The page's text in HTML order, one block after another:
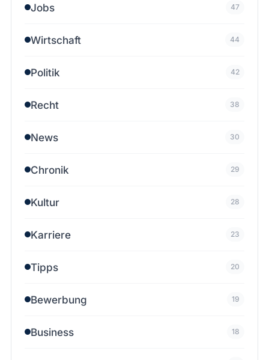
Jobs 47
Wirtschaft 44
Politik 42
Recht 38
News 30
Chronik 29
Kultur 28
Karriere 23
Tipps 20
Bewerbung 19
Business 18